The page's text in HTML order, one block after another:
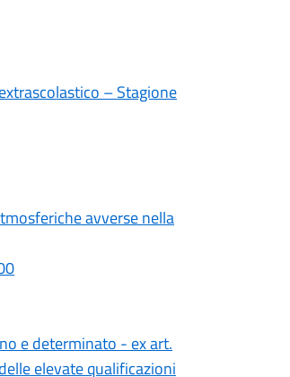
– Stagione
avverse nella
e determinato - ex art.
elevate qualificazioni